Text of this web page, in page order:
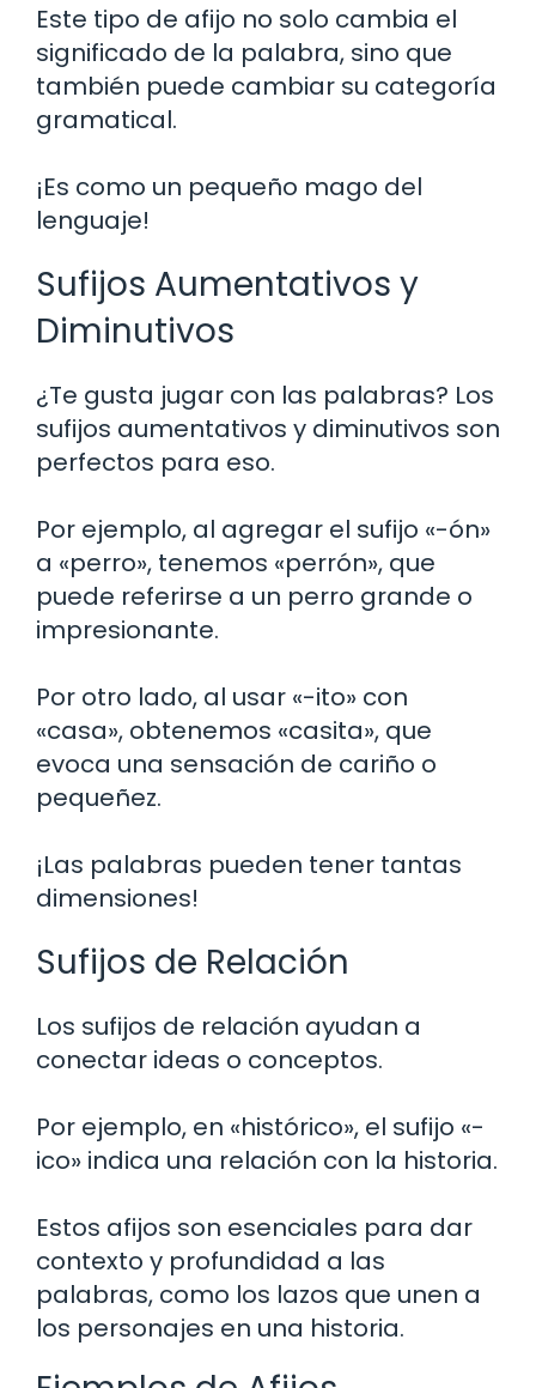
Este tipo de afijo no solo cambia el
significado de la palabra, sino que
también puede cambiar su categoría
gramatical.
¡Es como un pequeño mago del
lenguaje!
Sufijos Aumentativos y
Diminutivos
¿Te gusta jugar con las palabras? Los
sufijos aumentativos y diminutivos son
perfectos para eso.
Por ejemplo, al agregar el sufijo «-ón»
a «perro», tenemos «perrón», que
puede referirse a un perro grande o
impresionante.
Por otro lado, al usar «-ito» con
«casa», obtenemos «casita», que
evoca una sensación de cariño o
pequeñez.
¡Las palabras pueden tener tantas
dimensiones!
Sufijos de Relación
Los sufijos de relación ayudan a
conectar ideas o conceptos.
Por ejemplo, en «histórico», el sufijo «-
ico» indica una relación con la historia.
Estos afijos son esenciales para dar
contexto y profundidad a las
palabras, como los lazos que unen a
los personajes en una historia.